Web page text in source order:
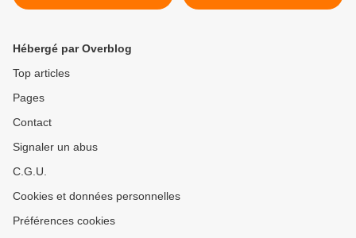
Hébergé par Overblog
Top articles
Pages
Contact
Signaler un abus
C.G.U.
Cookies et données personnelles
Préférences cookies